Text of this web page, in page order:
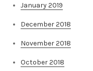
January 2019
December 2018
November 2018
October 2018